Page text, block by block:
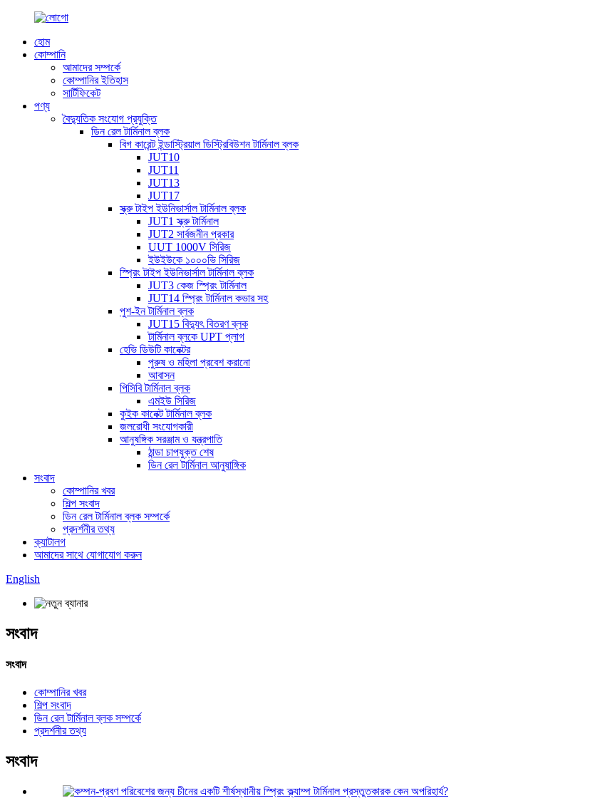
হোম
কোম্পানি
আমাদের সম্পর্কে
কোম্পানির ইতিহাস
সার্টিফিকেট
পণ্য
বৈদ্যুতিক সংযোগ প্রযুক্তি
ডিন রেল টার্মিনাল ব্লক
বিগ কারেন্ট ইন্ডাস্ট্রিয়াল ডিস্ট্রিবিউশন টার্মিনাল ব্লক
JUT10
JUT11
JUT13
JUT17
স্ক্রু টাইপ ইউনিভার্সাল টার্মিনাল ব্লক
JUT1 স্ক্রু টার্মিনাল
JUT2 সার্বজনীন প্রকার
UUT 1000V সিরিজ
ইউইউকে ১০০০ভি সিরিজ
স্প্রিং টাইপ ইউনিভার্সাল টার্মিনাল ব্লক
JUT3 কেজ স্প্রিং টার্মিনাল
JUT14 স্প্রিং টার্মিনাল কভার সহ
পুশ-ইন টার্মিনাল ব্লক
JUT15 বিদ্যুৎ বিতরণ ব্লক
টার্মিনাল ব্লকে UPT প্লাগ
হেভি ডিউটি ​​কানেক্টর
পুরুষ ও মহিলা প্রবেশ করানো
আবাসন
পিসিবি টার্মিনাল ব্লক
এমইউ সিরিজ
কুইক কানেক্ট টার্মিনাল ব্লক
জলরোধী সংযোগকারী
আনুষঙ্গিক সরঞ্জাম ও যন্ত্রপাতি
ঠান্ডা চাপযুক্ত শেষ
ডিন রেল টার্মিনাল আনুষাঙ্গিক
সংবাদ
কোম্পানির খবর
শিল্প সংবাদ
ডিন রেল টার্মিনাল ব্লক সম্পর্কে
প্রদর্শনীর তথ্য
ক্যাটালগ
আমাদের সাথে যোগাযোগ করুন
English
সংবাদ
সংবাদ
কোম্পানির খবর
শিল্প সংবাদ
ডিন রেল টার্মিনাল ব্লক সম্পর্কে
প্রদর্শনীর তথ্য
সংবাদ